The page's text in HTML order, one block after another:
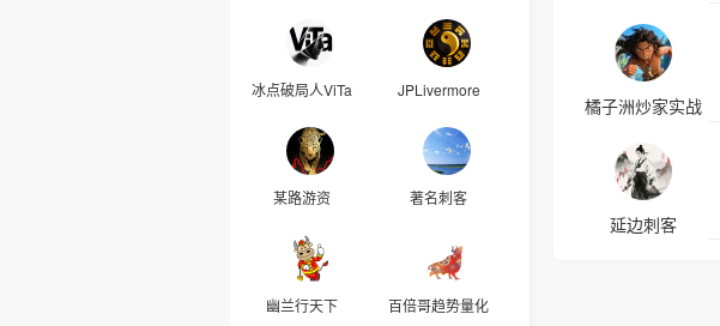
冰点破局人ViTa JPLivermore
某路游资 著名刺客
幽兰行天下 百倍哥趋势量化
橘子洲炒家实战
延边刺客